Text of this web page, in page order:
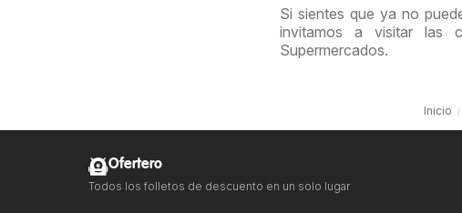
Si sientes que ya no
invitamos a visitar las
Supermercados.
Inicio
Ofertero
Todos los folletos de descuento en un solo lugar